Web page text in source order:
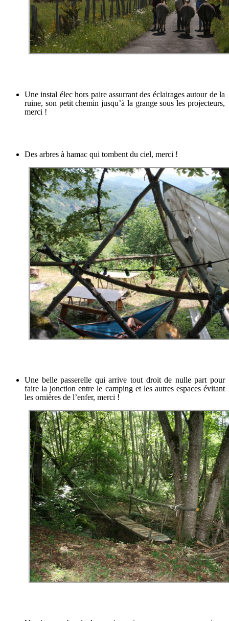
Une instal élec hors paire assurrant des éclairages autour de la
ruine, son petit chemin jusqu’à la grange sous les projecteurs,
merci !
Des arbres à hamac qui tombent du ciel, merci !
Une belle passerelle qui arrive tout droit de nulle part pour
faire la jonction entre le camping et les autres espaces évitant
les ornières de l’enfer, merci !